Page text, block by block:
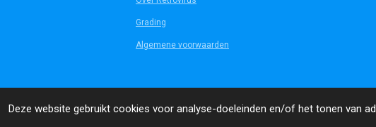
Deze website gebruikt cookies voor analyse-doeleinden en/of het tonen van
Grading
Algemene voorwaarden